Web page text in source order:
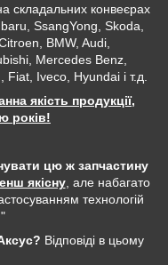
складальних конвеєрах
SsangYong, Skoda,
BMW, Audi,
Mercedes Benz,
Iveco, Hyundai і т.д.
якість продукції,
років!
цю ж запчастину
якісну, але набагато
технологій
Відповіді в цьому